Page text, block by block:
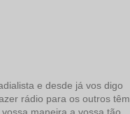
e desde já vos digo
rádio para os outros têm